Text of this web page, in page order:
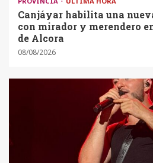
Canjáyar habilita una
con mirador y merendero
de Alcora
08/08/2026